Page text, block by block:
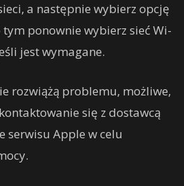
a następnie wybierz opcję
tym ponownie wybierz sieć Wi-
jest wymagane.
rozwiążą problemu, możliwe,
się z dostawcą
serwisu Apple w celu